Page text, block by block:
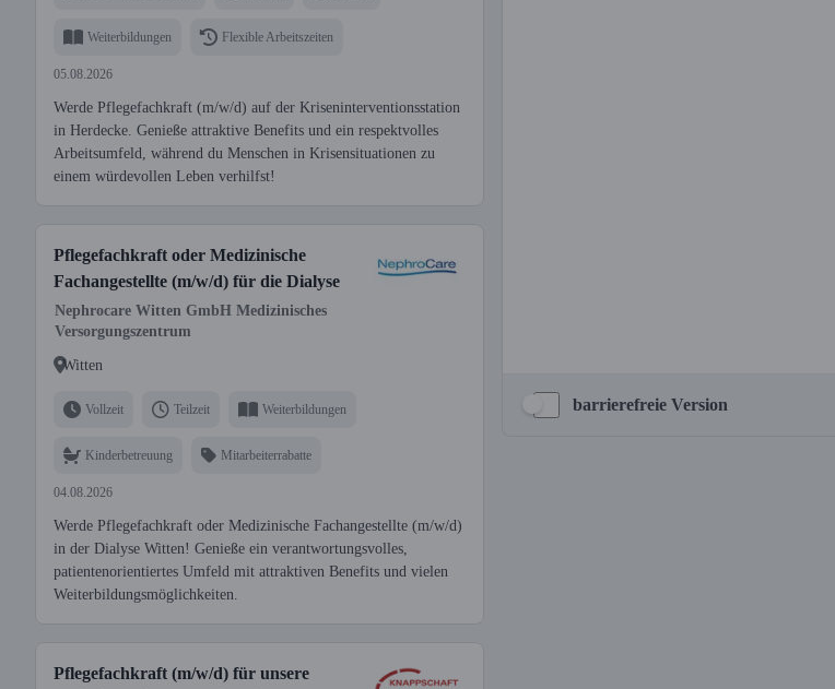
Weiterbildungen Flexible Arbeitszeiten
05.08.2026
Werde Pflegefachkraft (m/w/d) auf der Kriseninterventionsstation
in Herdecke. Genieße attraktive Benefits und ein respektvolles
Arbeitsumfeld, während du Menschen in Krisensituationen zu
einem würdevollen Leben verhilfst!
Pflegefachkraft oder Medizinische
Fachangestellte (m/w/d) für die Dialyse
Nephrocare Witten GmbH Medizinisches
Versorgungszentrum
Witten
Vollzeit Teilzeit Weiterbildungen
Kinderbetreuung Mitarbeiterrabatte
04.08.2026
Werde Pflegefachkraft oder Medizinische Fachangestellte (m/w/d)
in der Dialyse Witten! Genieße ein verantwortungsvolles,
patientenorientiertes Umfeld mit attraktiven Benefits und vielen
Weiterbildungsmöglichkeiten.
Pflegefachkraft (m/w/d) für unsere
barrierefreie Version